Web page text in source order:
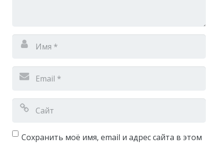
Сохранить моё имя, email и адрес сайта в этом